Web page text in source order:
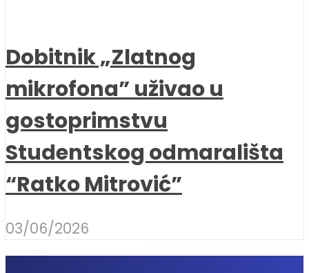
Dobitnik „Zlatnog
mikrofona” uživao u
gostoprimstvu
Studentskog odmarališta
“Ratko Mitrović”
03/06/2026